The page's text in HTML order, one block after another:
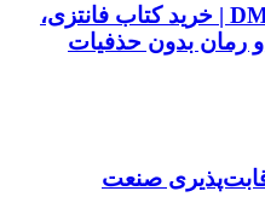
فروشگاه کتاب DMDBook | خرید کتاب فانتزی،
رمان بدون حذفیات
صنعت